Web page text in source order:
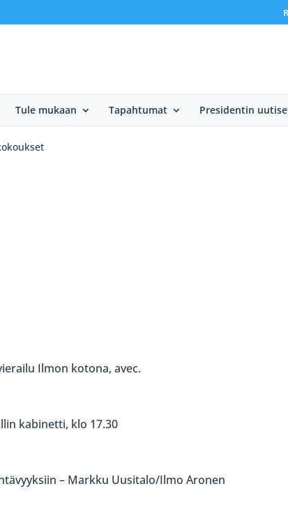
Tule mukaan Tapahtumat Presidentin
Ilmon kotona, avec.
kabinetti, klo 17.30
– Markku Uusitalo/Ilmo Aronen